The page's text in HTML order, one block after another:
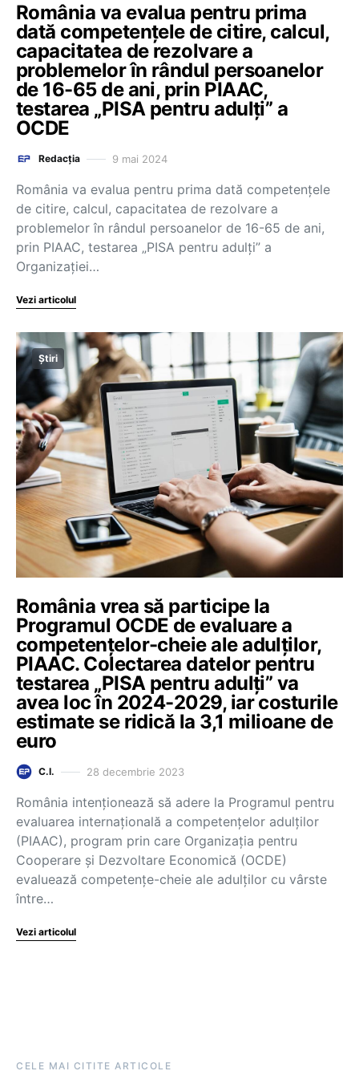
România va evalua pentru prima
dată competențele de citire, calcul,
capacitatea de rezolvare a
problemelor în rândul persoanelor
de 16-65 de ani, prin PIAAC,
testarea „PISA pentru adulți” a
OCDE
Redacția 9 mai 2024
România va evalua pentru prima dată competențele
de citire, calcul, capacitatea de rezolvare a
problemelor în rândul persoanelor de 16-65 de ani,
prin PIAAC, testarea „PISA pentru adulți” a
Organizației…
Vezi articolul
Știri
România vrea să participe la
Programul OCDE de evaluare a
competențelor-cheie ale adulților,
PIAAC. Colectarea datelor pentru
testarea „PISA pentru adulți” va
avea loc în 2024-2029, iar costurile
estimate se ridică la 3,1 milioane de
euro
C.I. 28 decembrie 2023
România intenționează să adere la Programul pentru
evaluarea internațională a competențelor adulților
(PIAAC), program prin care Organizația pentru
Cooperare și Dezvoltare Economică (OCDE)
evaluează competențe-cheie ale adulților cu vârste
între…
Vezi articolul
CELE MAI CITITE ARTICOLE